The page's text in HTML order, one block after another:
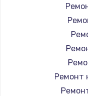
Ремонт